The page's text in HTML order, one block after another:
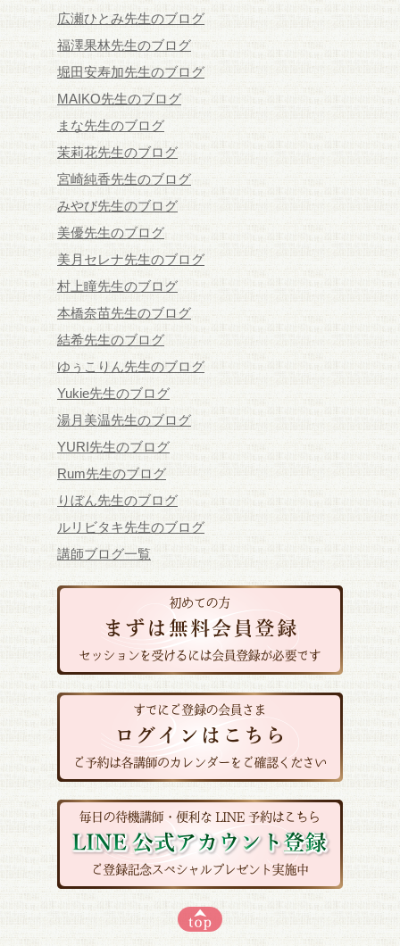
広瀬ひとみ先生のブログ
福澤果林先生のブログ
堀田安寿加先生のブログ
MAIKO先生のブログ
まな先生のブログ
茉莉花先生のブログ
宮崎純香先生のブログ
みやび先生のブログ
美優先生のブログ
美月セレナ先生のブログ
村上瞳先生のブログ
本橋奈苗先生のブログ
結希先生のブログ
ゆぅこりん先生のブログ
Yukie先生のブログ
湯月美温先生のブログ
YURI先生のブログ
Rum先生のブログ
りぼん先生のブログ
ルリビタキ先生のブログ
講師ブログ一覧